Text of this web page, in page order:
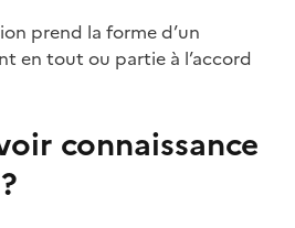
prend la forme d’un
en tout ou partie à l’accord
connaissance